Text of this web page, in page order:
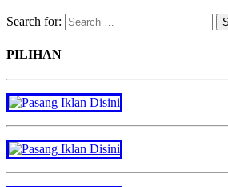
Search for:
PILIHAN